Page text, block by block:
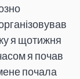
я щотижня
я почав
почала